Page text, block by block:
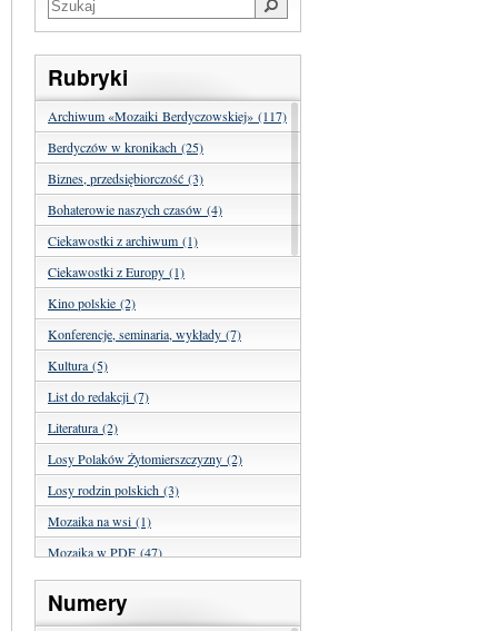
Rubryki
Archiwum «Mozaiki Berdyczowskiej» (117)
Berdyczów w kronikach (25)
Biznes, przedsiębiorczość (3)
Bohaterowie naszych czasów (4)
Ciekawostki z archiwum (1)
Ciekawostki z Europy (1)
Kino polskie (2)
Konferencje, seminaria, wykłady (7)
Kultura (5)
List do redakcji (7)
Literatura (2)
Losy Polaków Żytomierszczyzny (2)
Losy rodzin polskich (3)
Mozaika na wsi (1)
Mozaika w PDF (47)
Nasza historia (24)
Nasze święta (15)
Numery